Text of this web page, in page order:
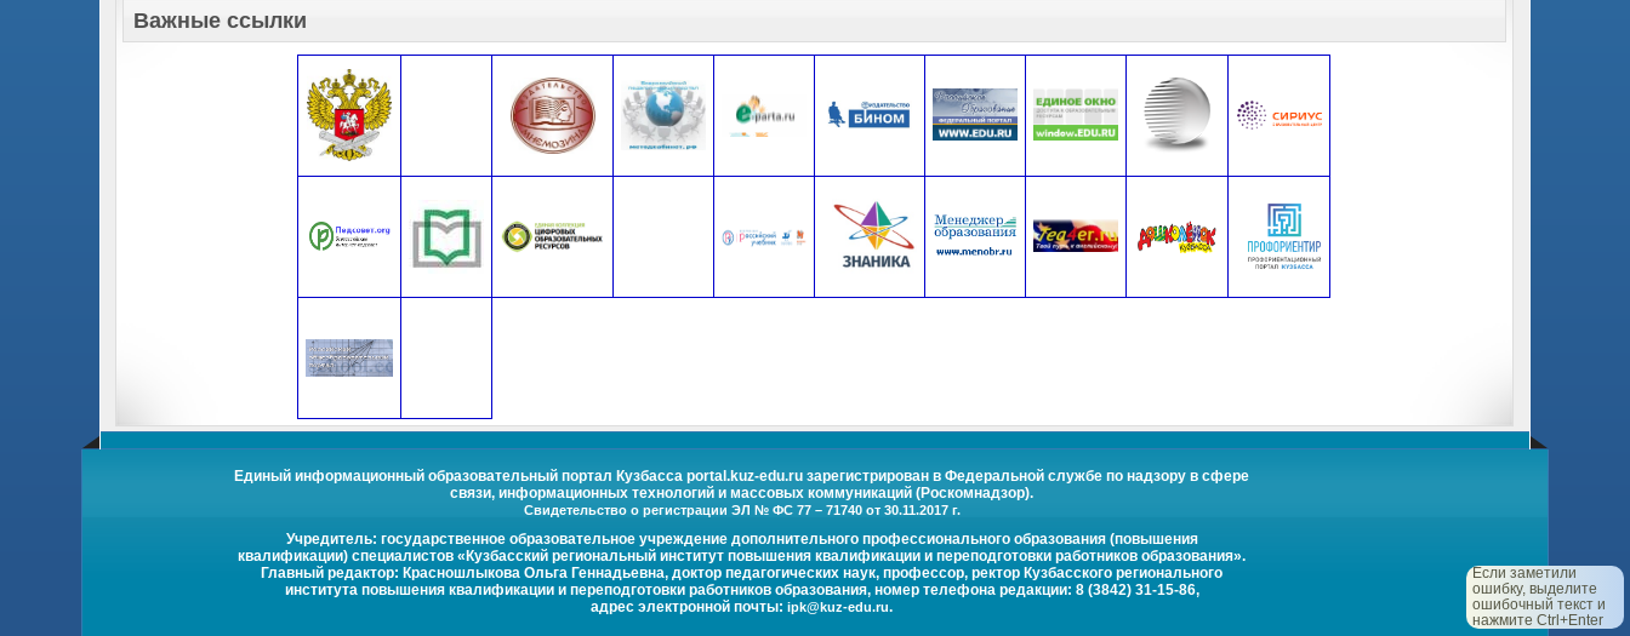
Важные ссылки
Единый информационный образовательный портал Кузбасса portal.kuz-edu.ru зарегистрирован в Федеральной службе по надзору в сфере
связи, информационных технологий и массовых коммуникаций (Роскомнадзор).
Свидетельство о регистрации ЭЛ № ФС 77 – 71740 от 30.11.2017 г.
Учредитель: государственное образовательное учреждение дополнительного профессионального образования (повышения
квалификации) специалистов «Кузбасский региональный институт повышения квалификации и переподготовки работников образования».
Главный редактор: Красношлыкова Ольга Геннадьевна, доктор педагогических наук, профессор, ректор Кузбасского регионального
института повышения квалификации и переподготовки работников образования, номер телефона редакции: 8 (3842) 31-15-86,
адрес электронной почты:ipk@kuz-edu.ru.
Если заметили
ошибку, выделите
ошибочный текст и
нажмите Ctrl+Enter